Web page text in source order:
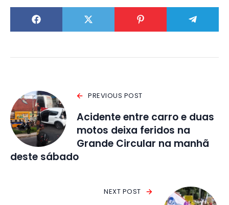
PREVIOUS POST
Acidente entre carro e duas
motos deixa feridos na
Grande Circular na manhã
deste sábado
NEXT POST